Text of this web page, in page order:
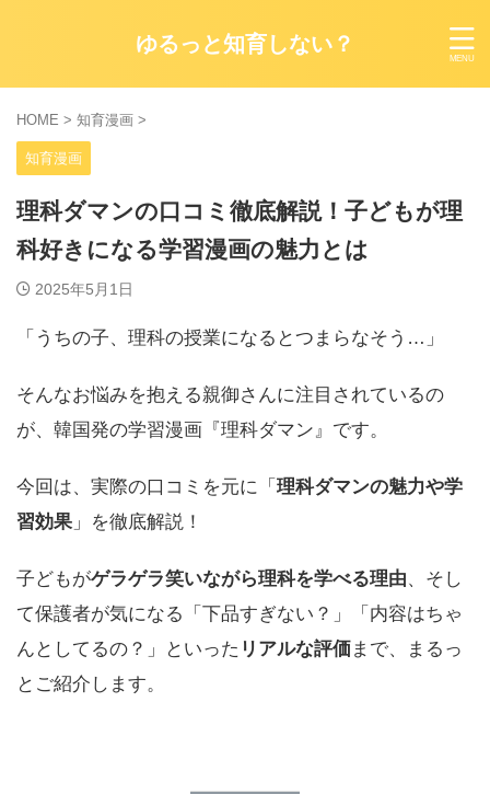
ゆるっと知育しない？
HOME > 知育漫画 >
知育漫画
理科ダマンの口コミ徹底解説！子どもが理
科好きになる学習漫画の魅力とは
2025年5月1日
「うちの子、理科の授業になるとつまらなそう…」
そんなお悩みを抱える親御さんに注目されているの
が、韓国発の学習漫画『理科ダマン』です。
今回は、実際の口コミを元に「 理科ダマンの魅力や学
習効果 」を徹底解説！
子どもがゲラゲラ笑いながら理科を学べる理由、そし
て保護者が気になる「下品すぎない？」「内容はちゃ
んとしてるの？」といった リアルな評価まで、まるっ
とご紹介します。